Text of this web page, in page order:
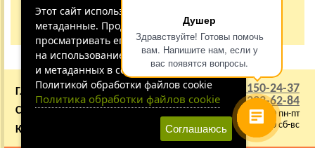
Душер
Здравствуйте! Готовы помочь
вам. Напишите нам, если у
вас появятся вопросы.
Не дозвонились?
+7 (495) 150-24-37
8 (800) 333-62-84
9:00 - 22:00 пн-пт
10:00 - 21:00 сб-вс
ГЛАВНАЯ
О КОМПАНИИ
СОТРУДНИЧЕСТВО
ВАКАНСИИ
КАРТА САЙТА
Этот сайт использует файлы cookie и
метаданные. Продолжая
просматривать его, вы соглашаетесь
на использование нами файлов cookie
и метаданных в соответствии с
Политикой обработки файлов cookie
Политика обработки файлов cookie
Соглашаюсь